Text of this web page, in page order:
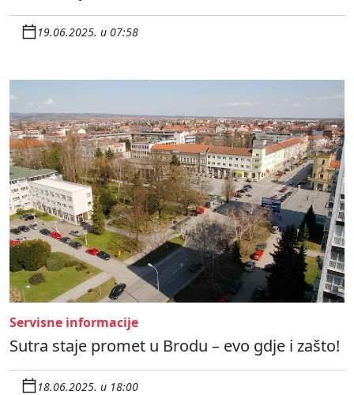
19.06.2025. u 07:58
Servisne informacije
Sutra staje promet u Brodu – evo gdje i zašto!
18.06.2025. u 18:00